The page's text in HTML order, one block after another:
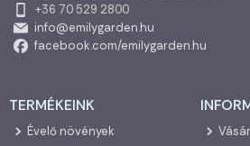
+36 70 529 2800
info@emilygarden.hu
facebook.com/emilygarden.hu
TERMÉKEINK
Évelő növények